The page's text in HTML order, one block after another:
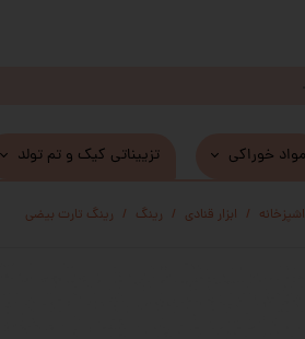
مواد خوراکی تزییناتی کیک و تم تولد
ابزار قنادی رینگ رینگ تارت بیضی